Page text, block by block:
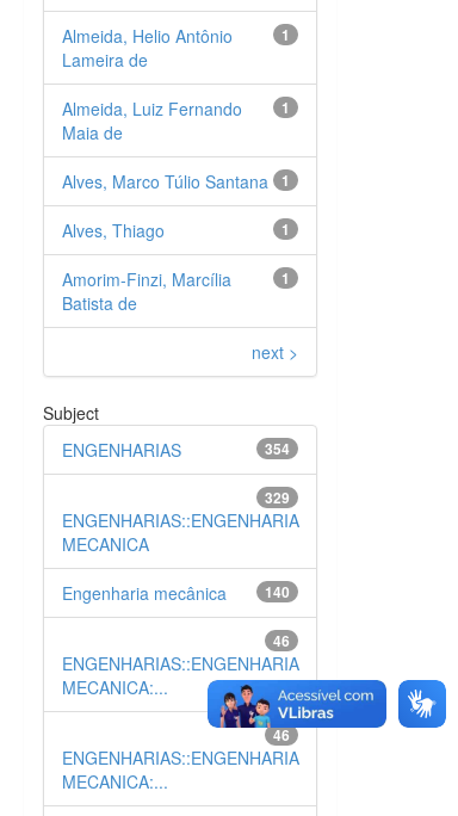
1
Almeida, Helio Antônio
Lameira de
1
Almeida, Luiz Fernando
Maia de
1
Alves, Marco Túlio Santana
1
Alves, Thiago
1
Amorim-Finzi, Marcília
Batista de
next >
Subject
354
ENGENHARIAS
329
ENGENHARIAS::ENGENHARIA
MECANICA
140
Engenharia mecânica
46
ENGENHARIAS::ENGENHARIA
MECANICA:...
46
ENGENHARIAS::ENGENHARIA
MECANICA:...